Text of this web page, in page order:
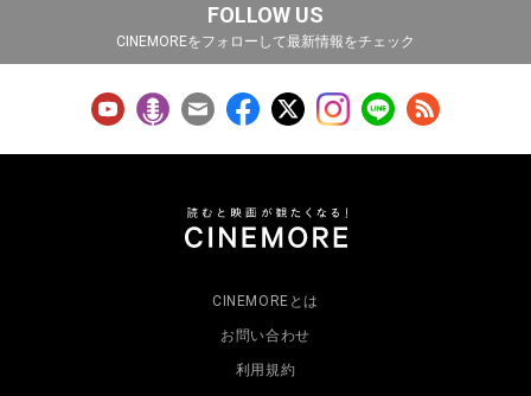
FOLLOW US
CINEMOREをフォローして最新情報をチェック
CINEMOREとは
お問い合わせ
利用規約